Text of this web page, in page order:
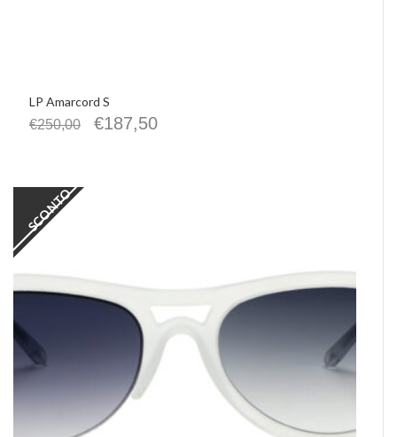
LP Amarcord S
€250,00 €187,50
SCONTO